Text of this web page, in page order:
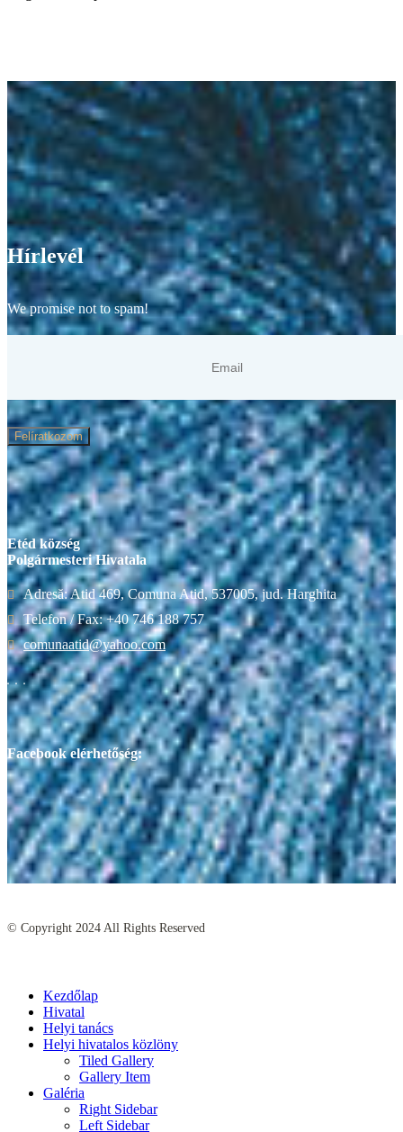
Hírlevél
We promise not to spam!
Felíratkozom
Etéd község
Polgármesteri Hivatala
Adresă: Atid 469, Comuna Atid, 537005, jud. Harghita
Telefon / Fax: +40 746 188 757
comunaatid@yahoo.com
Facebook elérhetőség:
© Copyright 2024 All Rights Reserved
Kezdőlap
Hivatal
Helyi tanács
Helyi hivatalos közlöny
Tiled Gallery
Gallery Item
Galéria
Right Sidebar
Left Sidebar